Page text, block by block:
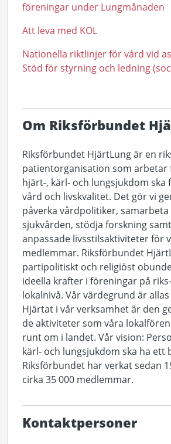
föreningar under Lungmånaden
Att leva med KOL
Nationella riktlinjer för vård vid
Stöd för styrning och ledning
Om Riksförbundet
Riksförbundet HjärtLung är en
patientorganisation som arbetar
hjärt-, kärl- och lungsjukdom ska
vård och livskvalitet. Det gör vi
påverka vårdpolitiker,
sjukvården, stödja forskning
anpassade livsstilsaktiviteter för
medlemmar. Riksförbundet
partipolitiskt och religiöst
ideella krafter i föreningar på
lokalnivå. Vår värdegrund är
Hjärtat i vår verksamhet är den
de aktiviteter som våra
runt om i landet. Vår vision:
kärl- och lungsjukdom ska ha ett
Riksförbundet har verkat sedan
cirka 35 000 medlemmar.
Kontaktpersoner